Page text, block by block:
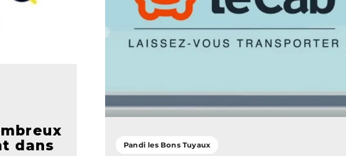
dans
Pandi les Bons Tuyaux